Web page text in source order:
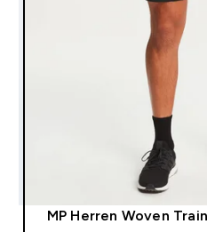
MP Herren Woven